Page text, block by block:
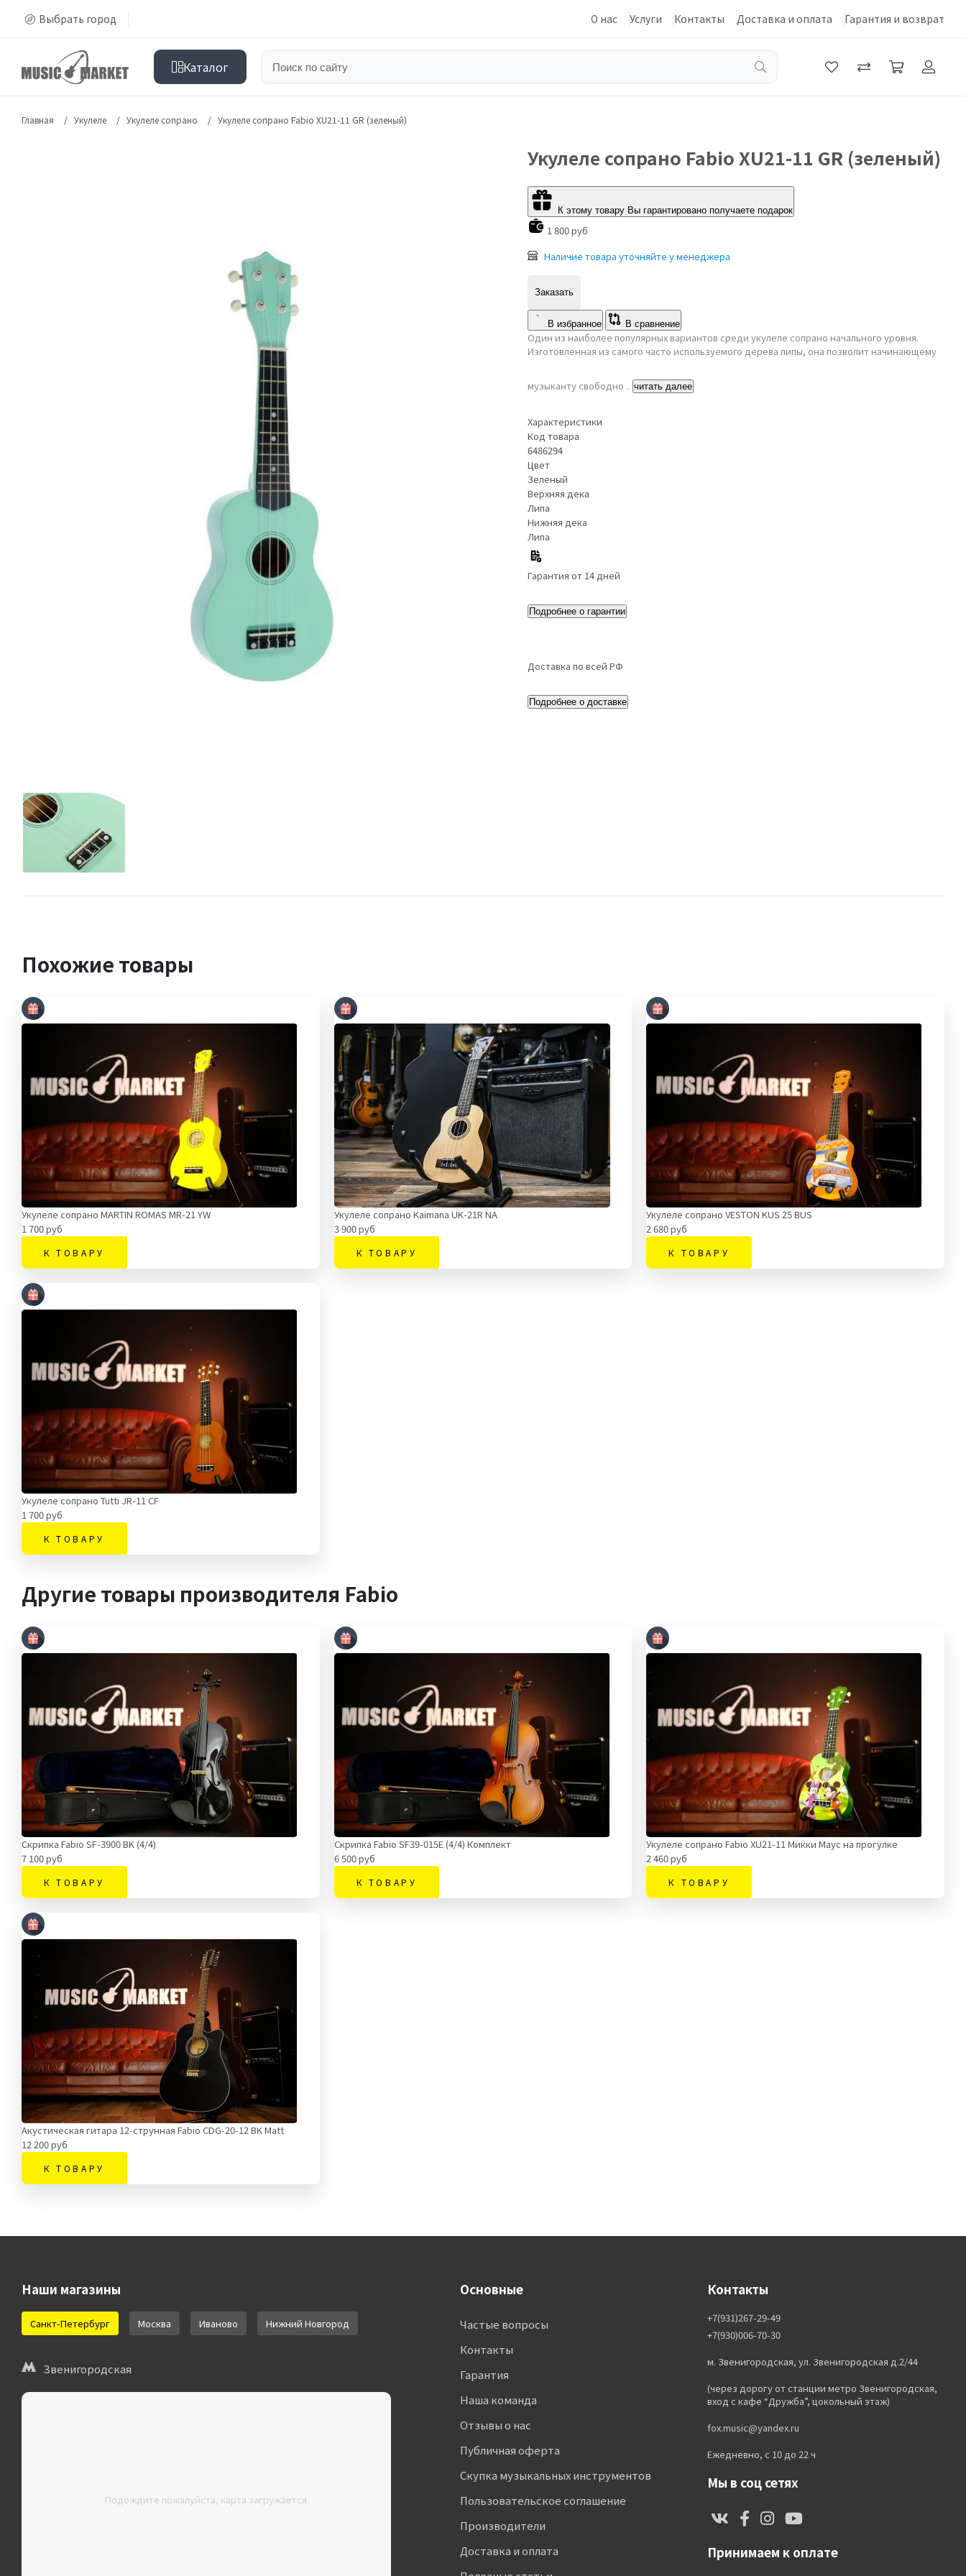
Выбрать город О нас Услуги Контакты Доставка и оплата Гарантия и возврат
Каталог
Главная Укулеле Укулеле сопрано Укулеле сопрано Fabio XU21-11 GR (зеленый)
Укулеле сопрано Fabio XU21-11 GR (зеленый)
К этому товару Вы гарантировано получаете подарок
1 800 руб
Наличие товара уточняйте у менеджера
Заказать
В избранное В сравнение
Один из наиболее популярных вариантов среди укулеле сопрано начального уровня.
Изготовленная из самого часто используемого дерева липы, она позволит начинающему
музыканту свободно .. читать далее
Характеристики
Код товара
6486294
Цвет
Зеленый
Верхняя дека
Липа
Нижняя дека
Липа
Гарантия от 14 дней
Подробнее о гарантии
Доставка по всей РФ
Подробнее о доставке
Похожие товары
Укулеле сопрано MARTIN ROMAS MR-21 YW
1 700 руб
К ТОВАРУ
Укулеле сопрано Kaimana UK-21R NA
3 900 руб
К ТОВАРУ
Укулеле сопрано VESTON KUS 25 BUS
2 680 руб
К ТОВАРУ
Укулеле сопрано Tutti JR-11 CF
1 700 руб
К ТОВАРУ
Другие товары производителя Fabio
Скрипка Fabio SF-3900 BK (4/4)
7 100 руб
К ТОВАРУ
Скрипка Fabio SF39-015E (4/4) Комплект
6 500 руб
К ТОВАРУ
Укулеле сопрано Fabio XU21-11 Микки Маус на прогулке
2 460 руб
К ТОВАРУ
Акустическая гитара 12-струнная Fabio CDG-20-12 BK Matt
12 200 руб
К ТОВАРУ
Наши магазины
Санкт-Петербург Москва Иваново Нижний Новгород
Звенигородская
Подождите пожалуйста, карта загружается
Основные
Частые вопросы
Контакты
Гарантия
Наша команда
Отзывы о нас
Публичная оферта
Скупка музыкальных инструментов
Пользовательское соглашение
Производители
Доставка и оплата
Контакты
+7(931)267-29-49
+7(930)006-70-30
м. Звенигородская, ул. Звенигородская д.2/44
(через дорогу от станции метро Звенигородская,
вход с кафе “Дружба”, цокольный этаж)
fox.music@yandex.ru
Ежедневно, с 10 до 22 ч
Мы в соц сетях
Принимаем к оплате